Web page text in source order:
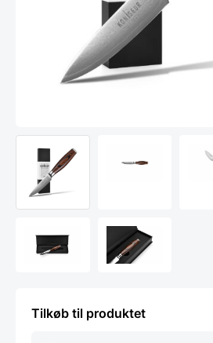
Tilkøb til produktet